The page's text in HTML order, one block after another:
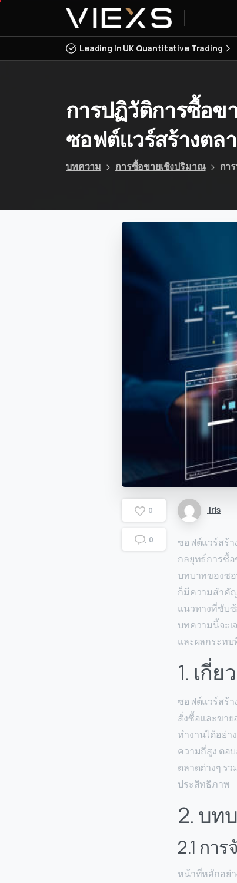
Leading In UK Quantitative Trading
การปฏิวัติการซื้อข
ซอฟต์แวร์สร้างตล
บทความ การซื้อขายเชิงปริมาณ กา
0
0
Iris
ซอฟต์แวร์สร้า
กลยุทธ์การซื้อ
บทบาทของซ
ก็มีความสำคั
แนวทางที่ซับซ้
บทความนี้จะเ
และผลกระทบ
1. เกี่
ซอฟต์แวร์สร้า
สั่งซื้อและขาย
ทำงานได้อย่า
ความถี่สูง ตอ
ตลาดต่างๆ ร
ประสิทธิภาพ
2. บท
2.1 กา
หน้าที่หลักอย่